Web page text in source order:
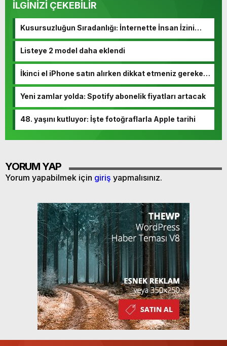
İLGİNİZİ ÇEKEBİLİR
Kusursuzluğun Sıradanlığı: İnternette İnsan İzini
Listeye 2 model daha eklendi
İkinci el iPhone satın alırken dikkat etmeniz gereken
Yeni zamlar yolda: Spotify abonelik fiyatları artacak
48. yaşını kutluyor: İşte fotoğraflarla Apple tarihi
YORUM YAP
Yorum yapabilmek için giriş yapmalısınız.